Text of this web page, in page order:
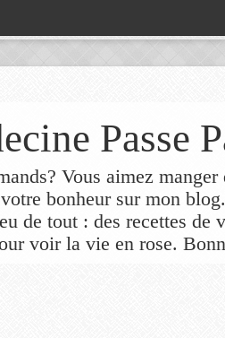
Passe
Vous aimez
bonheur sur mon
de tout : des recettes de
voir la vie en rose.